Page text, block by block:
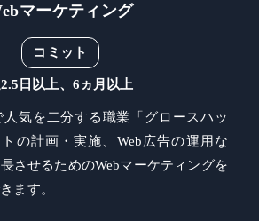
マーケティング
コミット
日以上、6ヵ月以上
気を二分する職業「グロースハッ
の計画・実施、Web広告の運用な
させるためのWebマーケティングを
ます。